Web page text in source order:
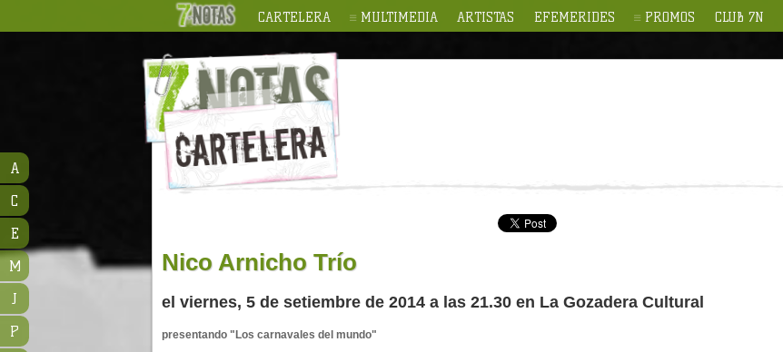
CARTELERA MULTIMEDIA ARTISTAS EFEMERIDES PROMOS CLUB 7N
Nico Arnicho Trío
el viernes, 5 de setiembre de 2014 a las 21.30 en La Gozadera Cultural
presentando "Los carnavales del mundo"
A
C
E
M
J
P